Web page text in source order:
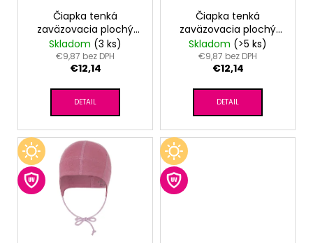
v
Čiapka tenká
zaväzovacia plochý
šev Outlast® -
oriešková
Skladom (3 ks)
€9,87 bez DPH
€12,14
DETAIL
Čiapka tenká
zaväzovacia plochý
šev Outlast® - biela
Skladom (>5 ks)
€9,87 bez DPH
€12,14
DETAIL
TENKÉ
VÝSTRIH
MODRÝ